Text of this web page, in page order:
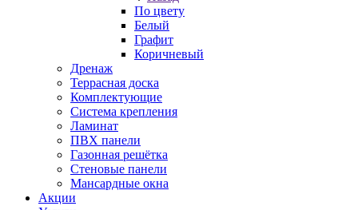
По цвету
Белый
Графит
Коричневый
Дренаж
Террасная доска
Комплектующие
Система крепления
Ламинат
ПВХ панели
Газонная решётка
Стеновые панели
Мансардные окна
Акции